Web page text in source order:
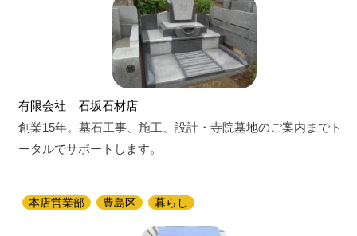
有限会社 石坂石材店
創業15年。墓石工事、施工、設計・寺院墓地のご案内までト
ータルでサポートします。
本店営業部 豊島区 暮らし